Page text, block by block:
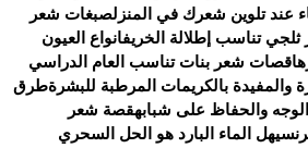
عند تلوين شعرك في المنزلصبغات شعر
تناسب إطلالة الخريفانواع العيون
قصات شعر بنات تناسب العام الدراسي
والمفيدة بالكريمات المرطبة للبشرةطرق
والحفاظ على شبابهقصة شعر
هل الماء البارد هو الحل السحري